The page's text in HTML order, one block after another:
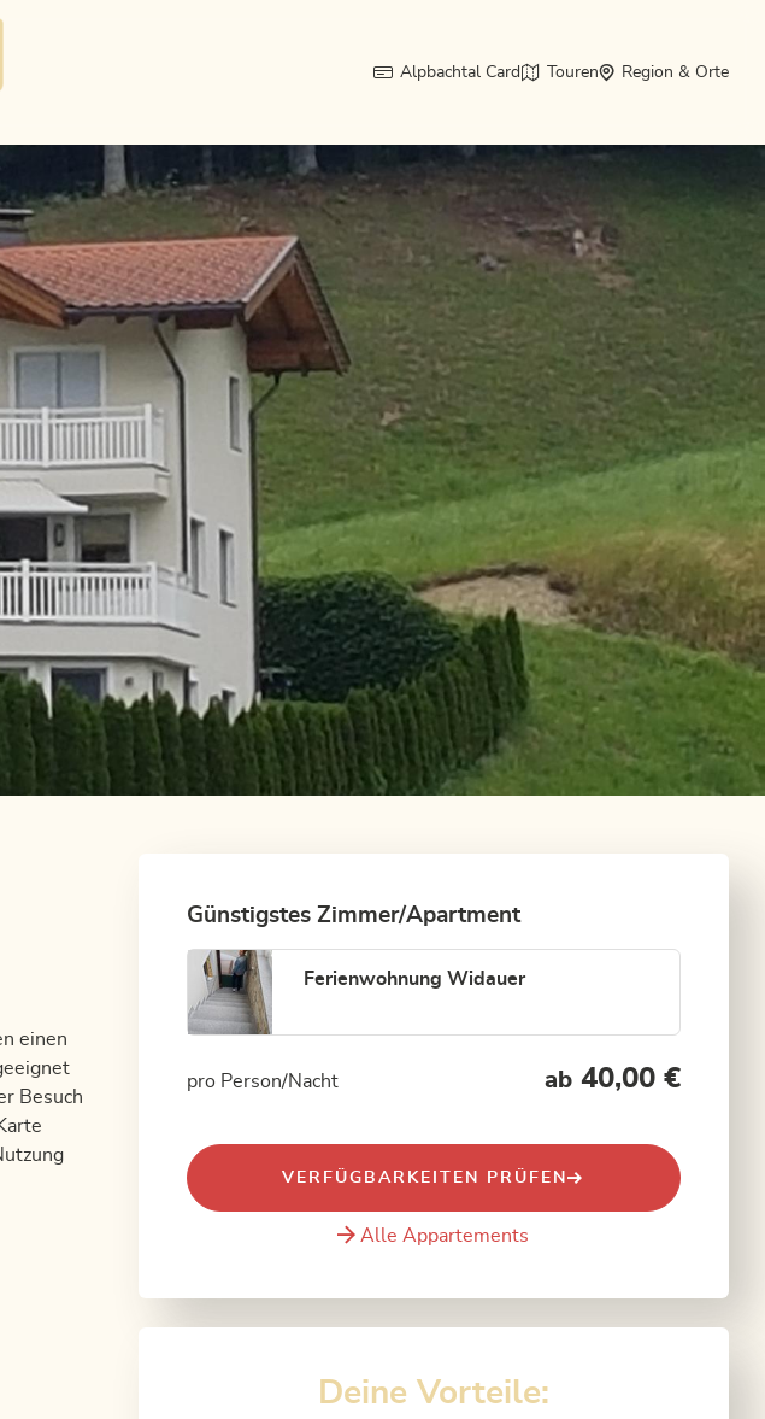
Alpbachtal Card Touren Region & Orte
einen
Besuch
Günstigstes Zimmer/Apartment
Ferienwohnung Widauer
pro Person/Nacht ab 40,00 €
VERFÜGBARKEITEN PRÜFEN
Alle Appartements
Deine Vorteile: